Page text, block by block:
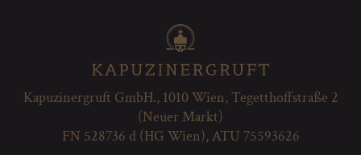
Kapuzinergruft GmbH., 1010 Wien, Tegetthoffstraße 2
(Neuer Markt)
FN 528736 d (HG Wien), ATU 75593626